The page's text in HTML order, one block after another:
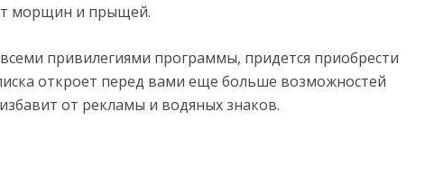
морщин и прыщей.
привилегиями программы, придется приобрести
откроет перед вами еще больше возможностей
от рекламы и водяных знаков.